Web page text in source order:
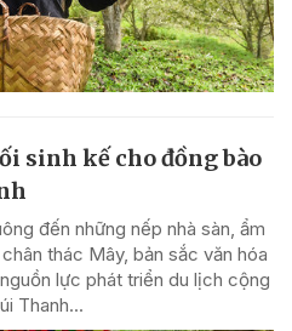
sinh kế cho đồng bào
đến những nếp nhà sàn, ẩm
thác Mây, bản sắc văn hóa
lực phát triển du lịch cộng
Thanh...